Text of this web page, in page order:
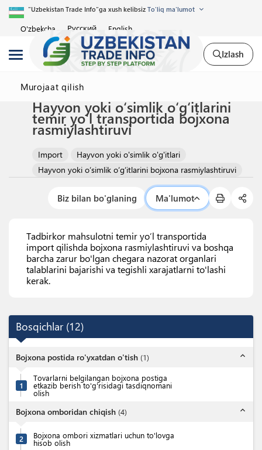
"Uzbekistan Trade Info"ga xush kelibsiz To'liq ma'lumot
O'zbekcha Русский English
Izlash
Murojaat qilish
Hayvon yoki o‘simlik o‘g‘itlarini
temir yo'l transportida bojxona
rasmiylashtiruvi
Import
Hayvon yoki o'simlik o'g'itlari
Hayvon yoki o‘simlik o‘g‘itlarini bojxona rasmiylashtiruvi
Biz bilan bo'glaning Ma'lumot
Tadbirkor mahsulotni temir yo’l transportida
import qilishda bojxona rasmiylashtiruvi va boshqa
barcha zarur bo'lgan chegara nazorat organlari
talablarini bajarishi va tegishli xarajatlarni to'lashi
kerak.
Bosqichlar (12)
Bojxona postida ro'yxatdan o'tish (1) expand_less
1
Tovarlarni belgilangan bojxona postiga
etkazib berish to'g'risidagi tasdiqnomani
olish
Bojxona omboridan chiqish (4) expand_less
2 Bojxona ombori xizmatlari uchun to'lovga
hisob olish